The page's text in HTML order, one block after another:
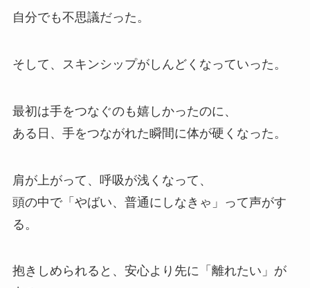
自分でも不思議だった。
そして、スキンシップがしんどくなっていった。
最初は手をつなぐのも嬉しかったのに、
ある日、手をつながれた瞬間に体が硬くなった。
肩が上がって、呼吸が浅くなって、
頭の中で「やばい、普通にしなきゃ」って声がす
る。
抱きしめられると、安心より先に「離れたい」が